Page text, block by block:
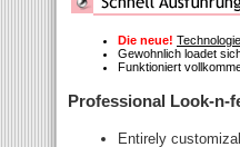
Die neue!
Gewohnlich loadet
Funktioniert
Professional Look-n-
Entirely